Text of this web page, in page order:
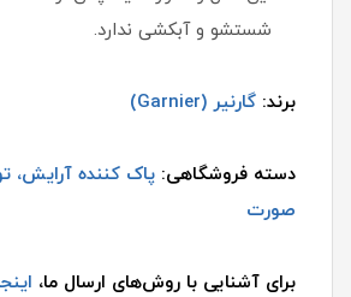
شستشو و آبکشی ندارد.
برند: گارنیر (Garnier)
دسته فروشگاهی: پاک کننده
صورت
برای آشنایی با روش‌های ارسال ما،